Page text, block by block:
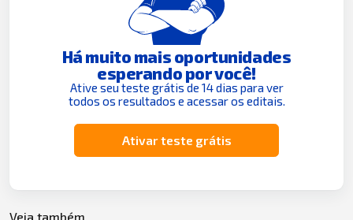
Há muito mais oportunidades
esperando por você!
Ative seu teste grátis de 14 dias para ver
todos os resultados e acessar os editais.
Ativar teste grátis
Veja também